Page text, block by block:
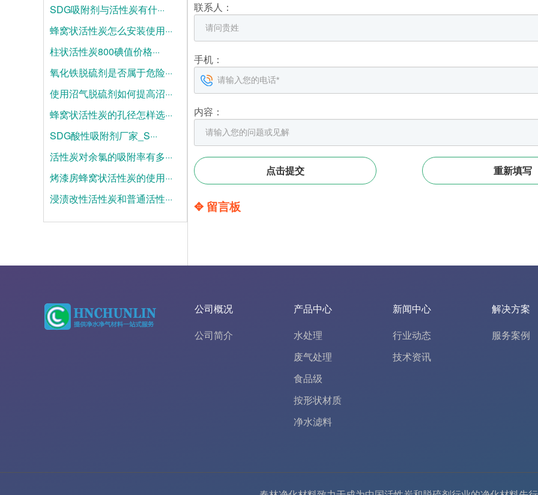
联系人：
手机：
内容：
✥ 留言板
SDG吸附剂与活性炭有什···
2026-08-04
蜂窝状活性炭怎么安装使用···
2026-07-28
柱状活性炭800碘值价格···
2026-07-21
氧化铁脱硫剂是否属于危险···
2025-06-19
使用沼气脱硫剂如何提高沼···
2025-06-12
蜂窝状活性炭的孔径怎样选···
2025-06-05
SDG酸性吸附剂厂家_S···
2025-05-28
活性炭对余氯的吸附率有多···
2025-05-21
烤漆房蜂窝状活性炭的使用···
2025-05-14
浸渍改性活性炭和普通活性···
2025-05-07
公司概况
公司简介
产品中心
水处理
废气处理
食品级
按形状材质
净水滤料
新闻中心
行业动态
技术资讯
解决方案
服务案例